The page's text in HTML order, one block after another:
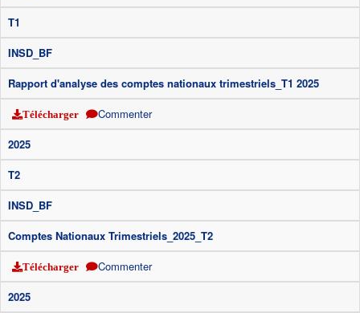
T1
INSD_BF
Rapport d'analyse des comptes nationaux trimestriels_T1 2025
Télécharger
Commenter
2025
T2
INSD_BF
Comptes Nationaux Trimestriels_2025_T2
Télécharger
Commenter
2025